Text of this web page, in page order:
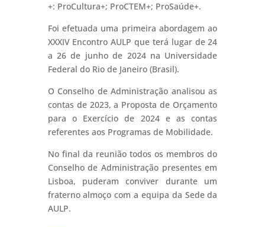
+: ProCultura+; ProCTEM+; ProSaúde+.
Foi efetuada uma primeira abordagem ao
XXXIV Encontro AULP que terá lugar de 24
a 26 de junho de 2024 na Universidade
Federal do Rio de Janeiro (Brasil).
O Conselho de Administração analisou as
contas de 2023, a Proposta de Orçamento
para o Exercício de 2024 e as contas
referentes aos Programas de Mobilidade.
No final da reunião todos os membros do
Conselho de Administração presentes em
Lisboa, puderam conviver durante um
fraterno almoço com a equipa da Sede da
AULP.